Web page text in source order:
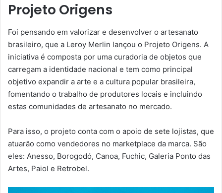
Projeto Origens
Foi pensando em valorizar e desenvolver o artesanato
brasileiro, que a Leroy Merlin lançou o Projeto Origens. A
iniciativa é composta por uma curadoria de objetos que
carregam a identidade nacional e tem como principal
objetivo expandir a arte e a cultura popular brasileira,
fomentando o trabalho de produtores locais e incluindo
estas comunidades de artesanato no mercado.
Para isso, o projeto conta com o apoio de sete lojistas, que
atuarão como vendedores no marketplace da marca. São
eles: Anesso, Borogodó, Canoa, Fuchic, Galeria Ponto das
Artes, Paiol e Retrobel.